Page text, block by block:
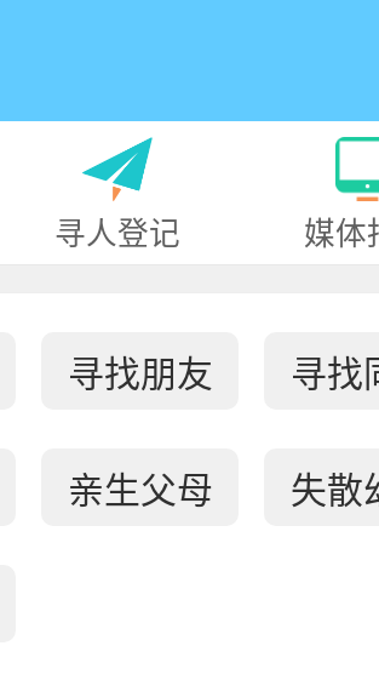
寻人登记 媒体
寻找朋友 寻找
亲生父母 失散